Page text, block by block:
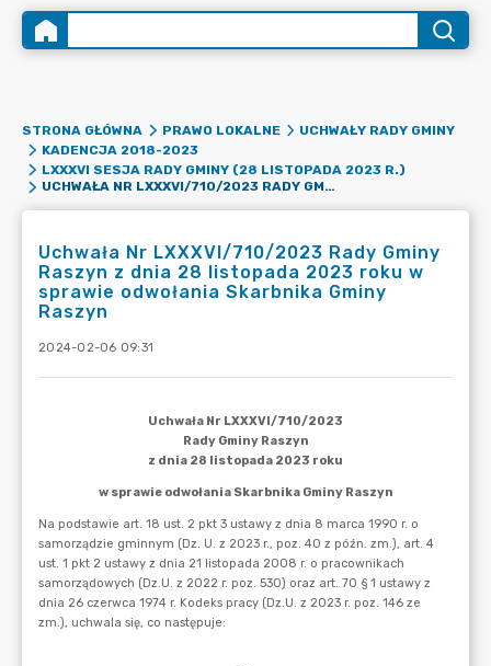
STRONA GŁÓWNA PRAWO LOKALNE
UCHWAŁY RADY GMINY
KADENCJA 2018-2023
LXXXVI SESJA RADY GMINY (28 LISTOPADA 2023 R.)
UCHWAŁA NR LXXXVI/710/2023 RADY GMINY RASZYN Z DNIA 28 LISTOPADA 2023 ROKU W SPRAWIE ODWOŁANIA SKARBNIKA GMINY RASZYN
Uchwała Nr LXXXVI/710/2023 Rady Gminy
Raszyn z dnia 28 listopada 2023 roku w
sprawie odwołania Skarbnika Gminy
Raszyn
2024-02-06 09:31